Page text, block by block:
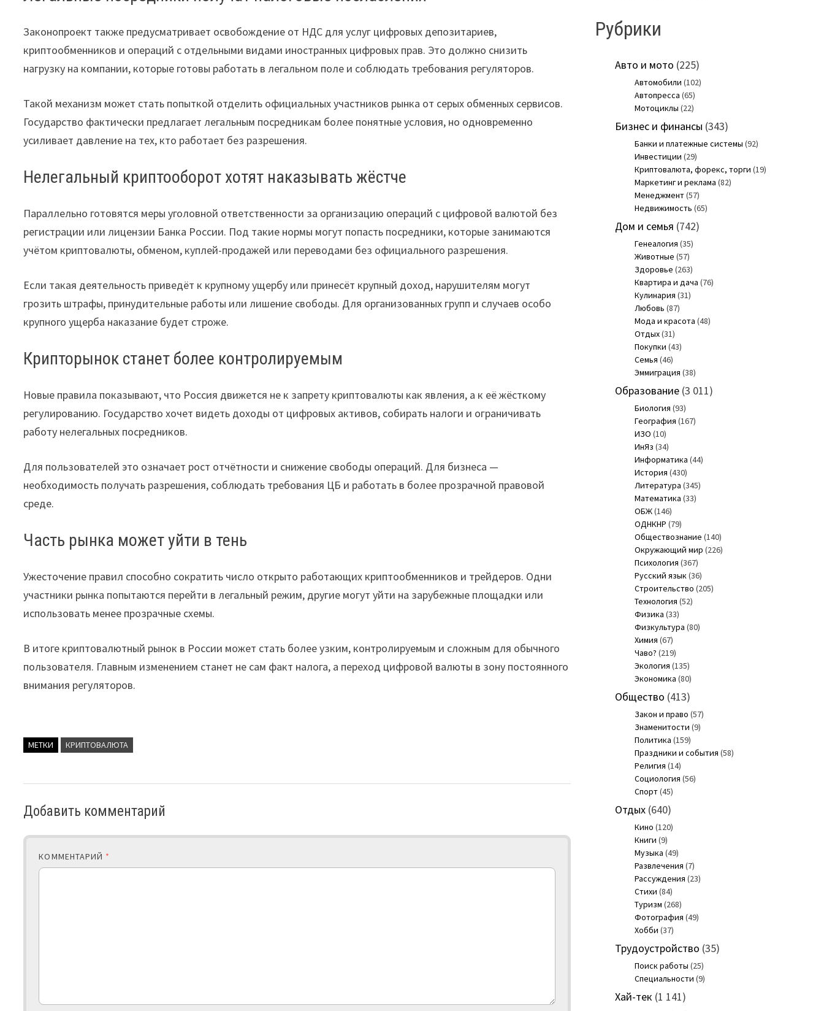
Законопроект также предусматривает освобождение от НДС для услуг цифровых депозитариев,
криптообменников и операций с отдельными видами иностранных цифровых прав. Это должно снизить
нагрузку на компании, которые готовы работать в легальном поле и соблюдать требования регуляторов.
Такой механизм может стать попыткой отделить официальных участников рынка от серых обменных сервисов.
Государство фактически предлагает легальным посредникам более понятные условия, но одновременно
усиливает давление на тех, кто работает без разрешения.
Нелегальный криптооборот хотят наказывать жёстче
Параллельно готовятся меры уголовной ответственности за организацию операций с цифровой валютой без
регистрации или лицензии Банка России. Под такие нормы могут попасть посредники, которые занимаются
учётом криптовалюты, обменом, куплей-продажей или переводами без официального разрешения.
Если такая деятельность приведёт к крупному ущербу или принесёт крупный доход, нарушителям могут
грозить штрафы, принудительные работы или лишение свободы. Для организованных групп и случаев особо
крупного ущерба наказание будет строже.
Крипторынок станет более контролируемым
Новые правила показывают, что Россия движется не к запрету криптовалюты как явления, а к её жёсткому
регулированию. Государство хочет видеть доходы от цифровых активов, собирать налоги и ограничивать
работу нелегальных посредников.
Для пользователей это означает рост отчётности и снижение свободы операций. Для бизнеса —
необходимость получать разрешения, соблюдать требования ЦБ и работать в более прозрачной правовой
среде.
Часть рынка может уйти в тень
Ужесточение правил способно сократить число открыто работающих криптообменников и трейдеров. Одни
участники рынка попытаются перейти в легальный режим, другие могут уйти на зарубежные площадки или
использовать менее прозрачные схемы.
В итоге криптовалютный рынок в России может стать более узким, контролируемым и сложным для обычного
пользователя. Главным изменением станет не сам факт налога, а переход цифровой валюты в зону постоянного
внимания регуляторов.
МЕТКИ КРИПТОВАЛЮТА
Добавить комментарий
КОММЕНТАРИЙ *
Рубрики
Авто и мото (225)
Автомобили (102)
Автопресса (65)
Мотоциклы (22)
Бизнес и финансы (343)
Банки и платежные системы (92)
Инвестиции (29)
Криптовалюта, форекс, торги (19)
Маркетинг и реклама (82)
Менеджмент(57)
Недвижимость (65)
Дом и семья (742)
Генеалогия (35)
Животные (57)
Здоровье (263)
Квартира и дача (76)
Кулинария (31)
Любовь (87)
Мода и красота (48)
Отдых(31)
Покупки (43)
Семья (46)
Эммиграция (38)
Образование(3 011)
Биология (93)
География (167)
ИЗО (10)
ИнЯз (34)
Информатика (44)
История (430)
Литература (345)
Математика (33)
ОБЖ(146)
ОДНКНР (79)
Обществознание (140)
Окружающий мир (226)
Психология (367)
Русский язык(36)
Строительство (205)
Технология (52)
Физика (33)
Физкультура (80)
Химия (67)
Чаво? (219)
Экология (135)
Экономика (80)
Общество (413)
Закон и право (57)
Знаменитости (9)
Политика (159)
Праздники и события (58)
Религия (14)
Социология (56)
Спорт(45)
Отдых(640)
Кино (120)
Книги (9)
Музыка (49)
Развлечения (7)
Рассуждения (23)
Стихи (84)
Туризм (268)
Фотография (49)
Хобби (37)
Трудоустройство (35)
Поиск работы (25)
Специальности (9)
Хай-тек (1 141)